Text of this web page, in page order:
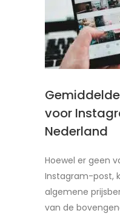
voor
Nederland
Hoewel er geen
Instagram-post,
algemene
van de